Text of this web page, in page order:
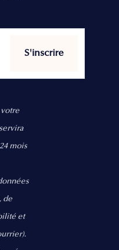
votre
mois
de
et